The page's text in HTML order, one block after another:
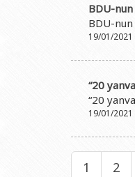
BDU-
BDU-
19/01/2021
“20
“20
19/01/2021
1 2